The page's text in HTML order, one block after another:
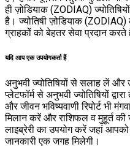
ही ज़ोडियाक (ZODIAQ)
है। ज्योतिषी ज़ोडियाक
ग्राहकों को बेहतर सेवा प्रदान करते
यदि आप एक उपयोगकर्ता हैं
अनुभवी ज्योतिषियों से सलाह लें और
प्लेटफॉर्म से अनुभवी ज्योतिषियों
और जीवन भविष्यवाणी रिपोर्ट भी
मिलान करें और राशिफल व मुहूर्त की
लाइब्रेरी का उपयोग करें जहां
जानकारी एक जगह मिलेगी।